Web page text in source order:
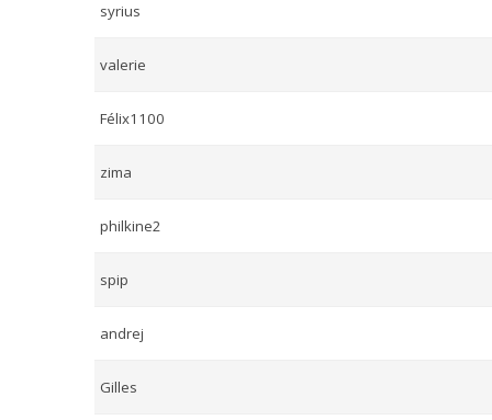
syrius
valerie
Félix1100
zima
philkine2
spip
andrej
Gilles